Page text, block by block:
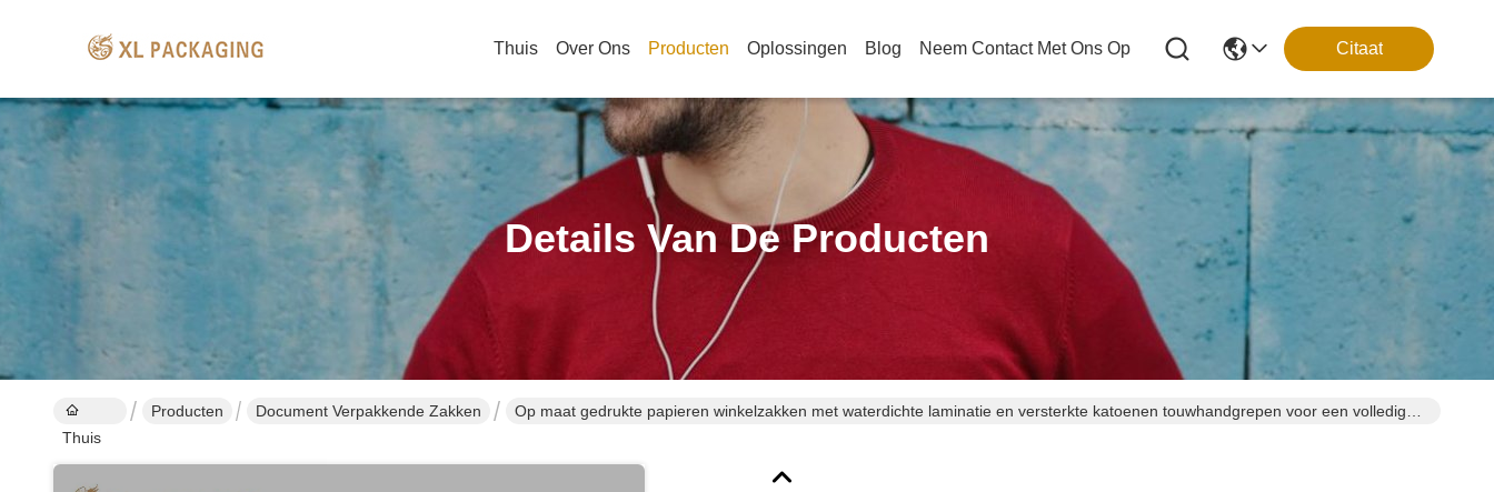
Thuis Over Ons Producten Oplossingen Blog Neem Contact Met Ons Op Citaat
Details Van De Producten
Thuis
Producten Document Verpakkende Zakken
Op maat gedrukte papieren winkelzakken met waterdichte laminatie en versterkte katoenen touwhandgrepen voor een volledig